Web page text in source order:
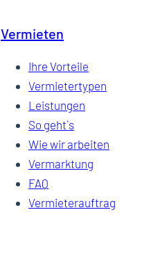
Vermieten
Ihre Vorteile
Vermietertypen
Leistungen
So geht`s
Wie wir arbeiten
Vermarktung
FAQ
Vermieterauftrag